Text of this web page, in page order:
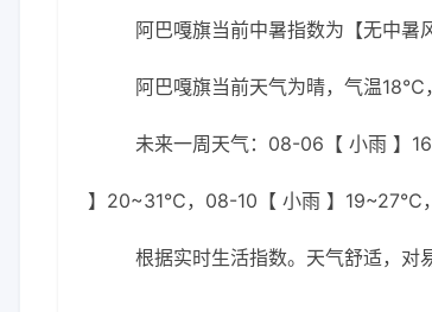
阿巴嘎旗当前中暑指数为【无中暑
阿巴嘎旗当前天气为晴，气温18℃
未来一周天气：08-06【 小雨
】20~31℃，08-10【 小雨 】19~27℃
根据实时生活指数。天气舒适，对